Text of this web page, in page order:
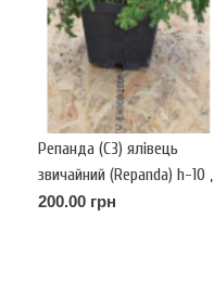
Репанда (С3) ялівець
звичайний (Repanda) h-10 ,
d- 30
200.00 грн